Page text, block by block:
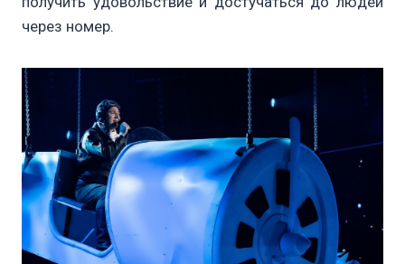
через номер.